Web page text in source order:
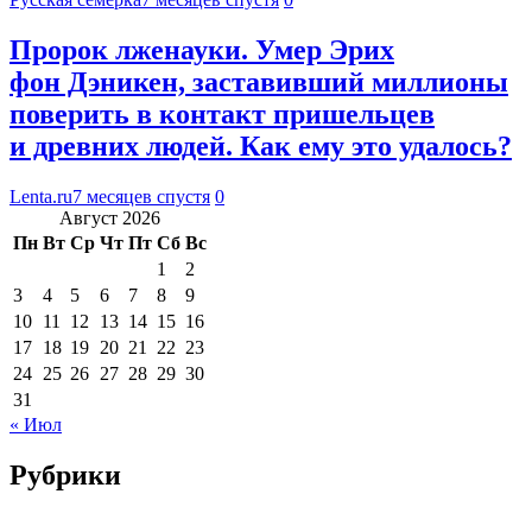
Пророк лженауки. Умер Эрих
фон Дэникен, заставивший миллионы
поверить в контакт пришельцев
и древних людей. Как ему это удалось?
Lenta.ru7 месяцев спустя 0
Август 2026
Пн Вт Ср Чт Пт Сб Вс
1
2
3
4 5 6 7 8
9
10 11 12 13 14 15 16
17 18 19 20 21 22 23
24 25 26 27 28 29 30
31
« Июл
Рубрики